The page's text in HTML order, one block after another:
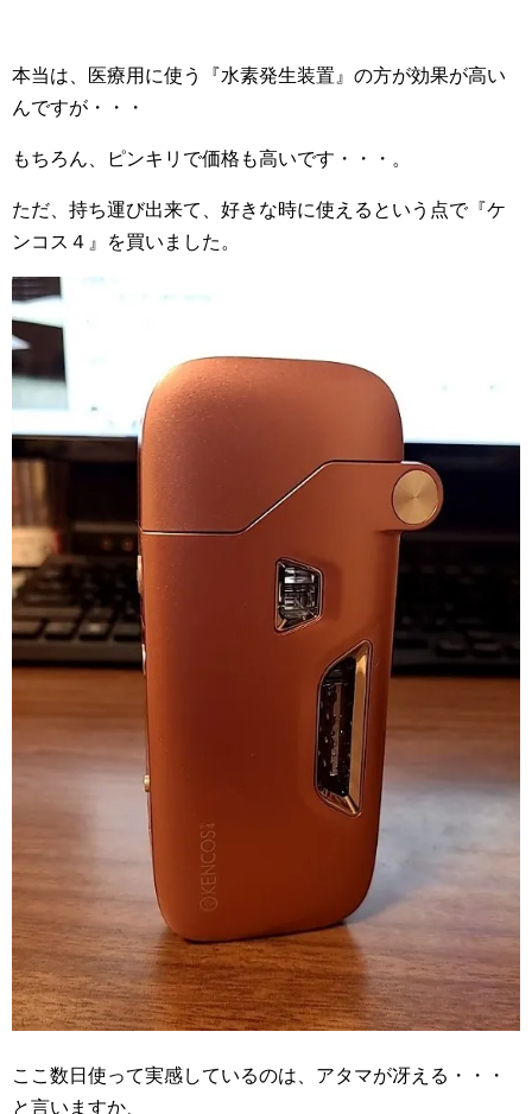
本当は、医療用に使う『水素発生装置』の方が効果が高い
んですが・・・
もちろん、ピンキリで価格も高いです・・・。
ただ、持ち運び出来て、好きな時に使えるという点で『ケ
ンコス４』を買いました。
ここ数日使って実感しているのは、アタマが冴える・・・
と言いますか、